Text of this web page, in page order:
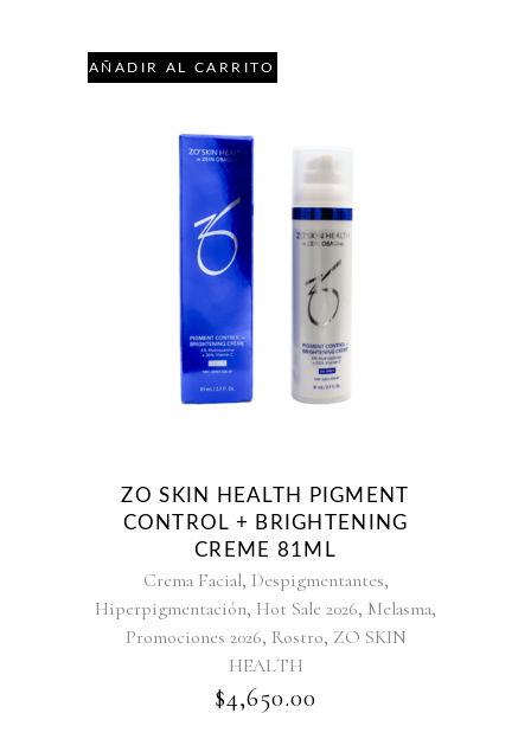
AÑADIR AL CARRITO
ZO SKIN HEALTH PIGMENT
CONTROL + BRIGHTENING
CREME 81ML
Crema Facial, Despigmentantes,
Hiperpigmentación, Hot Sale 2026, Melasma,
Promociones 2026, Rostro, ZO SKIN
HEALTH
$4,650.00